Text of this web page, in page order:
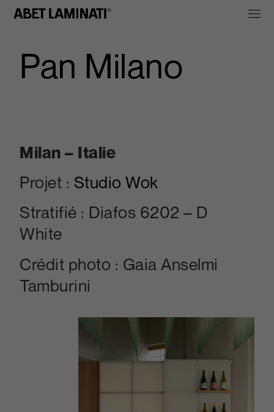
Pan Milano
Milan – Italie
Projet : Studio Wok
Stratifié : Diafos 6202 – D
White
Crédit photo : Gaia Anselmi
Tamburini